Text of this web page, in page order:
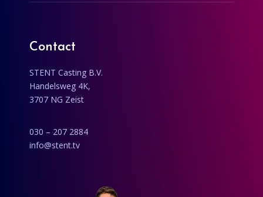
Contact
STENT Casting B.V.
Handelsweg 4K,
3707 NG Zeist
030 – 207 2884
info@stent.tv